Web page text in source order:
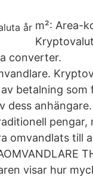
m²: Area-
converter.
betalning
dess
pengar,
omvandlats till
visar hur